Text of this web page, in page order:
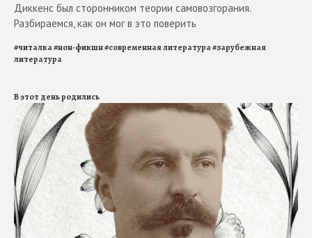
Диккенс был сторонником теории самовозгорания.
Разбираемся, как он мог в это поверить
#читалка#нон-фикшн#современная литература#зарубежная
литература
В этот день родились